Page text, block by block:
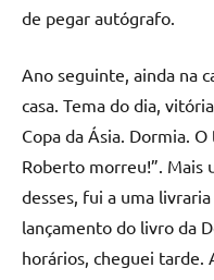
de pegar autógrafo.
Ano seguinte, ainda na
casa. Tema do dia,
Copa da Ásia. Dormia.
Roberto morreu!”. Mais
desses, fui a uma
lançamento do livro da
horários, cheguei tarde.